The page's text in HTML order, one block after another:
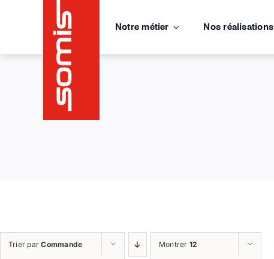
Notre métier Nos réalisations
Trier parCommande Montrer 12